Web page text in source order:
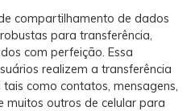
compartilhamento de dados
para transferência,
com perfeição. Essa
realizem a transferência
como contatos, mensagens,
outros de celular para